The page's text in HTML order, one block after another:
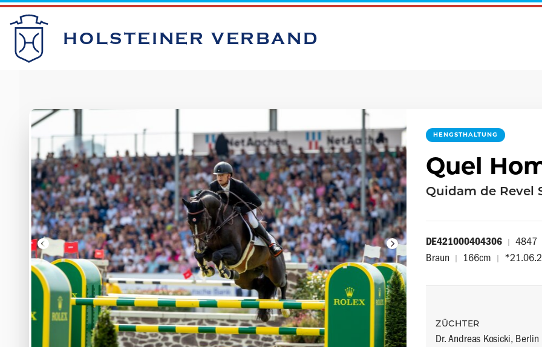
HOLSTEINER VERBAND
HENGSTHALTUNG
Quel
Quidam de Revel
DE421000404306 |
4847
Braun
| 166cm |
ZÜCHTER
Dr. Andreas Kosicki, Berlin